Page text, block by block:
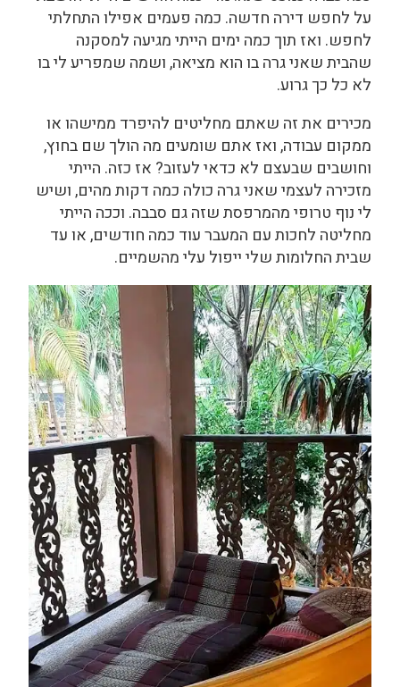
על לחפש דירה חדשה. כמה פעמים אפילו התחלתי
לחפש. ואז תוך כמה ימים הייתי מגיעה למסקנה
שהבית שאני גרה בו הוא מציאה, ושמה שמפריע לי בו
לא כל כך גרוע.
מכירים את זה שאתם מחליטים להיפרד ממישהו או
ממקום עבודה, ואז אתם שומעים מה הולך שם בחוץ,
וחושבים שבעצם לא כדאי לעזוב? אז כזה. הייתי
מזכירה לעצמי שאני גרה כולה כמה דקות מהים, ושיש
לי נוף טרופי מהמרפסת שזה גם סבבה. וככה הייתי
מחליטה לחכות עם המעבר עוד כמה חודשים, או עד
שבית החלומות שלי ייפול עלי מהשמיים.